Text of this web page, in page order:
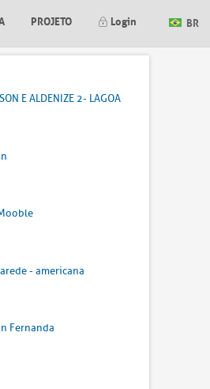
PROJETO Login BR
E ALDENIZE 2- LAGOA
- americana
Fernanda